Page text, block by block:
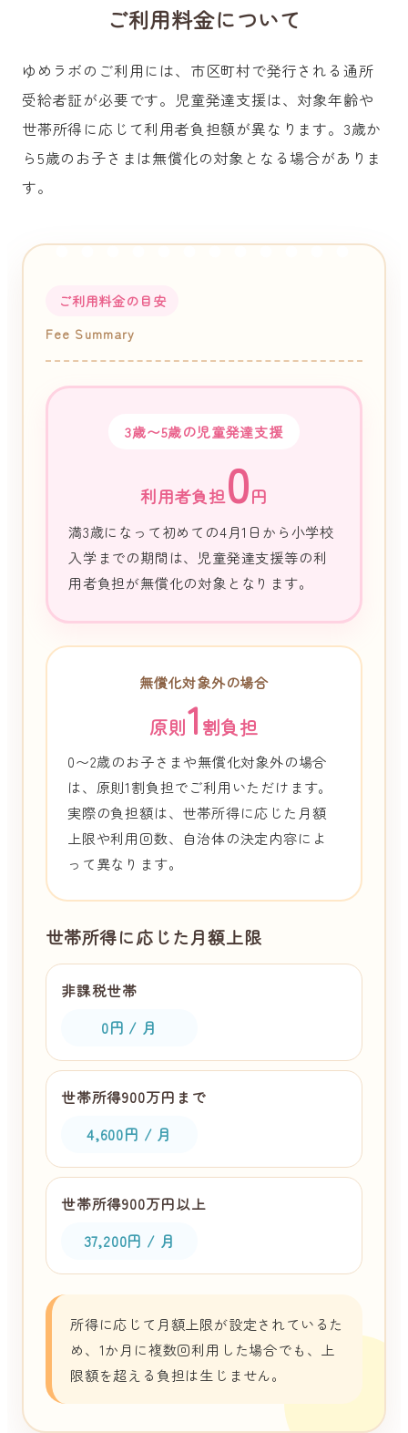
ご利用料金について
ゆめラボのご利用には、市区町村で発行される通所
受給者証が必要です。児童発達支援は、対象年齢や
世帯所得に応じて利用者負担額が異なります。3歳か
ら5歳のお子さまは無償化の対象となる場合がありま
す。
ご利用料金の目安
Fee Summary
3歳〜5歳の児童発達支援
利用者負担0円
満3歳になって初めての4月1日から小学校
入学までの期間は、児童発達支援等の利
用者負担が無償化の対象となります。
無償化対象外の場合
原則1 割負担
0〜2歳のお子さまや無償化対象外の場合
は、原則1割負担でご利用いただけます。
実際の負担額は、世帯所得に応じた月額
上限や利用回数、自治体の決定内容によ
って異なります。
世帯所得に応じた月額上限
非課税世帯
0円 / 月
世帯所得900万円まで
4,600円 / 月
世帯所得900万円以上
37,200円 / 月
所得に応じて月額上限が設定されているた
め、1か月に複数回利用した場合でも、上
限額を超える負担は生じません。